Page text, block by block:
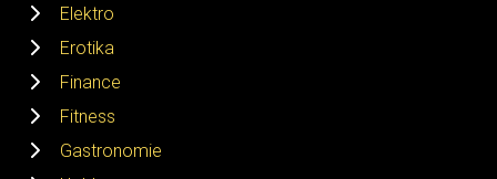
Elektro
Erotika
Finance
Fitness
Gastronomie